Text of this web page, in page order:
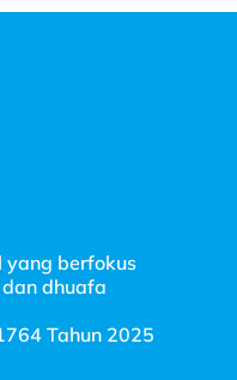
yang berfokus
dhuafa
Tahun 2025